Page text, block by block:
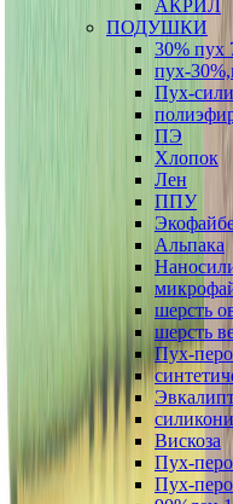
АКРИЛ
ПОДУШКИ
30% пух
пух-
Пух-
ПЭ
Хлопок
Лен
ППУ
Альпака
шерсть
шерсть
Пух-
Вискоза
Пух-
Пух-